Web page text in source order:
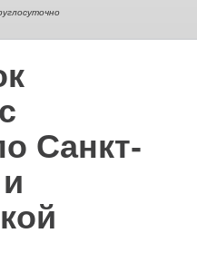
Санкт-